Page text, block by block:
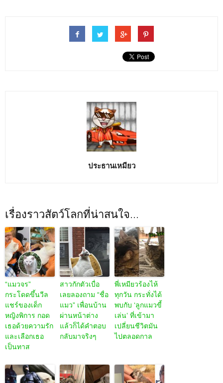
ประธานเหมียว
เรื่องราวสัตว์โลกที่น่าสนใจ...
“แมวจร”
กระโดดขึ้นวีล
แชร์ของเด็ก
หญิงพิการ กอด
เธอด้วยความรัก
และเลือกเธอ
เป็นทาส
สาวกักตัวเบื่อ
เลยลองถาม “ชื่อ
แมว” เพื่อนบ้าน
ผ่านหน้าต่าง
แล้วก็ได้คำตอบ
กลับมาจริงๆ
พี่เหมียวร้องไห้
ทุกวัน กระทั่งได้
พบกับ ‘ลูกแมวขี้
เล่น’ ที่เข้ามา
เปลี่ยนชีวิตมัน
ไปตลอดกาล